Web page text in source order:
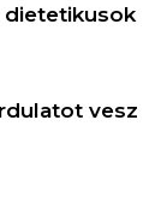
dietetikusok
vesz